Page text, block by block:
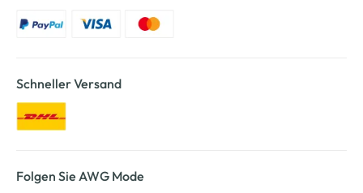
Schneller Versand
Folgen Sie AWG Mode